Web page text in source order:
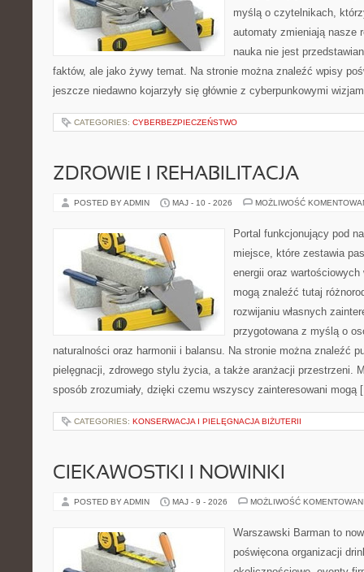
myślą o czytelnikach,
automaty zmieniają nasze
nauka nie jest
faktów, ale jako żywy temat. Na stronie można znaleźć wpisy
jeszcze niedawno kojarzyły się głównie z cyberpunkowymi
CATEGORIES: CYBERBEZPIECZEŃSTWO
ZDROWIE I REHABILITACJA
POSTED BY ADMIN MAJ - 10 - 2026 MOŻLIWOŚĆ
Portal funkcjonujący pod
miejsce, które zestawia
energii oraz
mogą znaleźć tutaj
rozwijaniu własnych
przygotowana z myślą o
naturalności oraz harmonii i balansu. Na stronie można znaleźć
pielęgnacji, zdrowego stylu życia, a także aranżacji przestrzeni.
sposób zrozumiały, dzięki czemu wszyscy zainteresowani
CATEGORIES: KONSERWACJA I PIELĘGNACJA BIŻUTERII
CIEKAWOSTKI I NOWINKI
POSTED BY ADMIN MAJ - 9 - 2026 MOŻLIWOŚĆ
Warszawski Barman to
poświęcona organizacji